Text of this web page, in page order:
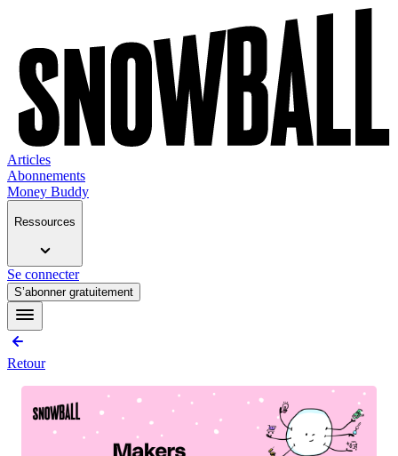
Articles
Abonnements
Money Buddy
Ressources
Se connecter
S’abonner gratuitement
Retour